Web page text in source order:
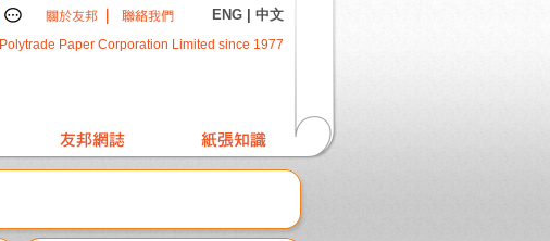
ENG 中文
Polytrade Paper Corporation Limited since 1977